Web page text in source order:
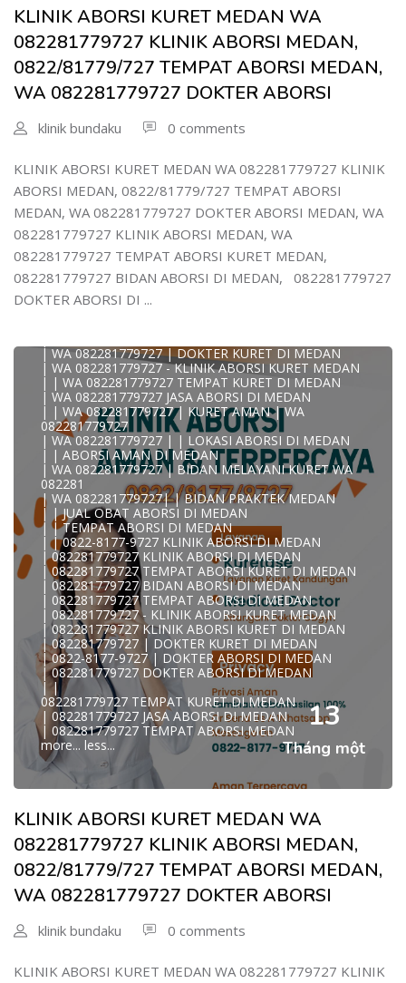
KLINIK ABORSI KURET MEDAN WA
082281779727 KLINIK ABORSI MEDAN,
0822/81779/727 TEMPAT ABORSI MEDAN,
WA 082281779727 DOKTER ABORSI
klinik bundaku 0 comments
KLINIK ABORSI KURET MEDAN WA 082281779727 KLINIK
ABORSI MEDAN, 0822/81779/727 TEMPAT ABORSI
MEDAN, WA 082281779727 DOKTER ABORSI MEDAN, WA
082281779727 KLINIK ABORSI MEDAN, WA
082281779727 TEMPAT ABORSI KURET MEDAN,
082281779727 BIDAN ABORSI DI MEDAN, 082281779727
DOKTER ABORSI DI ...
| WA 082/281779/727 KLINIK ABORSI KURET DI MEDAN
| WA 082281779727 DOKTER KURET DI MEDAN
WA 082281779727 DOKTER ABORSI DI MEDAN
| WA 08228*1779*727 TEMPAT KURET DI MEDAN
| WA )082281779727) JASA ABORSI DI MEDAN
| WA 0822#8177#9727 TEMPAT ABORSI MEDAN
| ABORSI AMAN DI MEDAN
| WA 082281779727 TEMPAT KURET MEDAN
0822817797
| WA 082281779727BIDAN PRAKTEK MEDAN
JUAL OBAT ABORSI DI MEDAN
| TEMPAT ABORSI DI MEDAN
| HTTPS://WA.ME/6282281779727 WA 082-281-779-727 K
| WA 082281779727 KLINIK ABORSI KURET DI MEDAN
| WA 082281779727 TEMPAT ABORSI DI MEDAN
| WA 082281779727 BIDAN ABORSI DI MEDAN
| WA 082281779727 TEMPAT ABORSI MEDAN
| 0822-8177-9727 DOKTER ABORSI DI MEDAN
| WA 082281779727 TEMPAT ABORSI KURET DI MEDAN
| WA 082281779727 | DOKTER KURET DI MEDAN
| WA 082281779727 - KLINIK ABORSI KURET MEDAN
| | WA 082281779727 TEMPAT KURET DI MEDAN
| WA 082281779727 JASA ABORSI DI MEDAN
| | WA 082281779727 | KURET AMAN | WA
082281779727
| WA 082281779727 | | LOKASI ABORSI DI MEDAN
| | ABORSI AMAN DI MEDAN
| WA 082281779727 | BIDAN MELAYANI KURET WA
082281
| WA 082281779727| | BIDAN PRAKTEK MEDAN
| | JUAL OBAT ABORSI DI MEDAN
| | TEMPAT ABORSI DI MEDAN
| | 0822-8177-9727 KLINIK ABORSI DI MEDAN
| 082281779727 KLINIK ABORSI DI MEDAN
| 082281779727 TEMPAT ABORSI KURET DI MEDAN
| 082281779727 BIDAN ABORSI DI MEDAN
| 082281779727 TEMPAT ABORSI DI MEDAN
| 082281779727 - KLINIK ABORSI KURET MEDAN
| 082281779727 KLINIK ABORSI KURET DI MEDAN
| 082281779727 | DOKTER KURET DI MEDAN
| 0822-8177-9727 | DOKTER ABORSI DI MEDAN
| 082281779727 DOKTER ABORSI DI MEDAN
| |
082281779727 TEMPAT KURET DI MEDAN
| 082281779727 JASA ABORSI DI MEDAN
| 082281779727 TEMPAT ABORSI MEDAN
more... less...
13
Tháng một
KLINIK ABORSI KURET MEDAN WA
082281779727 KLINIK ABORSI MEDAN,
0822/81779/727 TEMPAT ABORSI MEDAN,
WA 082281779727 DOKTER ABORSI
klinik bundaku 0 comments
KLINIK ABORSI KURET MEDAN WA 082281779727 KLINIK